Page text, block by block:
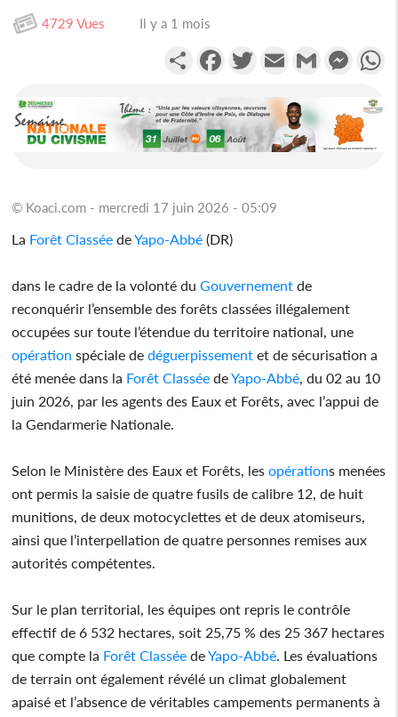
4729 Vues Il y a 1 mois
PartagerFacebookTwitterEmail Gmail
© Koaci.com - mercredi 17 juin 2026 - 05:09
La Forêt Classée deYapo-Abbé (DR)
dans le cadre de la volonté duGouvernement de
reconquérir l’ensemble des forêts classées illégalement
occupées sur toute l’étendue du territoire national, une
opération spéciale dedéguerpissement et de sécurisation a
été menée dans la Forêt Classée deYapo-Abbé, du 02 au 10
juin 2026, par les agents des Eaux et Forêts, avec l’appui de
la Gendarmerie Nationale.
Selon le Ministère des Eaux et Forêts, lesopérations menées
ont permis la saisie de quatre fusils de calibre 12, de huit
munitions, de deux motocyclettes et de deux atomiseurs,
ainsi que l’interpellation de quatre personnes remises aux
autorités compétentes.
Sur le plan territorial, les équipes ont repris le contrôle
effectif de 6 532 hectares, soit 25,75 % des 25 367 hectares
que compte la Forêt Classée deYapo-Abbé. Les évaluations
de terrain ont également révélé un climat globalement
apaisé et l’absence de véritables campements permanents à